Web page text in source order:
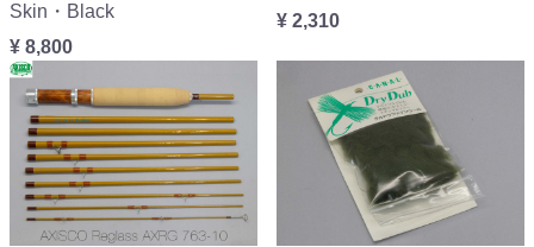
Skin・Black
¥ 8,800
¥ 2,310